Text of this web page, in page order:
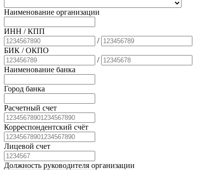
Наименование организации
ИНН / КПП
/
БИК / ОКПО
/
Наименование банка
Город банка
Расчетный счет
Корреспондентский счёт
Лицевой счет
Должность руководителя организации